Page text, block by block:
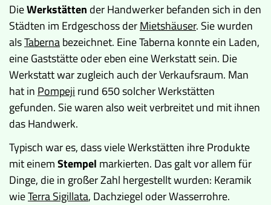
DieWerkstätten der Handwerker befanden sich in den
Städten im Erdgeschoss derMietshäuser. Sie wurden
alsTabernabezeichnet. Eine Taberna konnte ein Laden,
eine Gaststätte oder eben eine Werkstatt sein. Die
Werkstatt war zugleich auch der Verkaufsraum. Man
hat in Pompeji rund 650 solcher Werkstätten
gefunden. Sie waren also weit verbreitet und mit ihnen
das Handwerk.
Typisch war es, dass viele Werkstätten ihre Produkte
mit einemStempel markierten. Das galt vor allem für
Dinge, die in großer Zahl hergestellt wurden: Keramik
wieTerra Sigillata, Dachziegel oder Wasserrohre.